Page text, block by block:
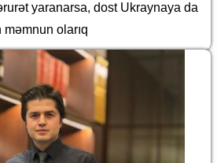
yaranarsa, dost Ukraynaya da
olarıq